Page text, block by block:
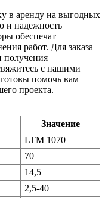
в аренду на выгодных
и надежность
обеспечат
работ. Для заказа
получения
с нашими
помочь вам
проекта.
Значение
LTM 1070
70
14,5
2,5-40